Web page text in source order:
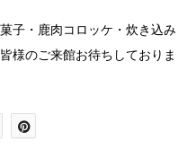
子・鹿肉コロッケ・炊き込み
様のご来館お待ちしておりま